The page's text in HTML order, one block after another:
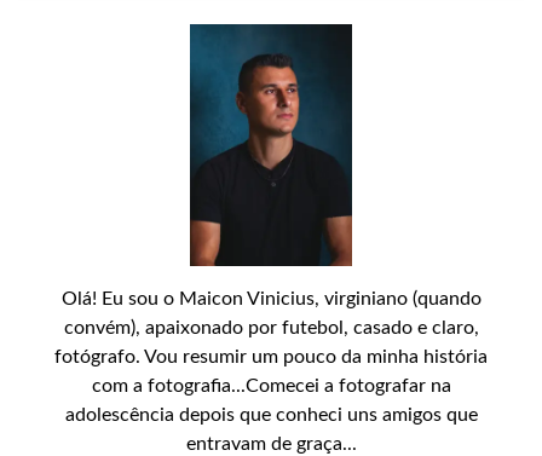
Olá! Eu sou o Maicon Vinicius, virginiano (quando
convém), apaixonado por futebol, casado e claro,
fotógrafo. Vou resumir um pouco da minha história
com a fotografia...Comecei a fotografar na
adolescência depois que conheci uns amigos que
entravam de graça...